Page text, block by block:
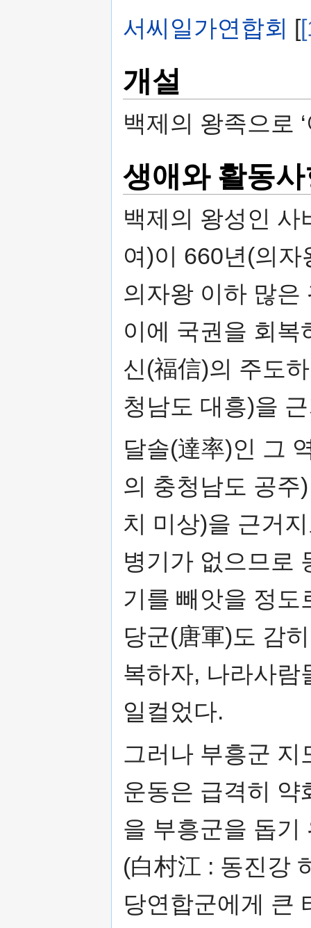
서씨일가연합회
[
개설
백제의 왕족으로
생애와 활동
백제의 왕성인 사
여)이 660년(의
의자왕 이하 많은
이에 국권을 회복
신(福信)의 주도
청남도 대흥)을
달솔(達率)인 그
의 충청남도 공주
치 미상)을 근거
병기가 없으므로
기를 빼앗을 정도
당군(唐軍)도 감
복하자, 나라사람
일컬었다.
그러나 부흥군 지
운동은 급격히 약
을 부흥군을 돕기
(白村江 : 동진강
당연합군에게 큰